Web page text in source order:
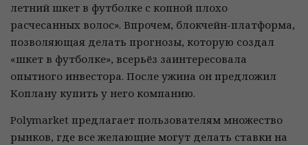
летний шкет в футболке с копной плохо
расчесанных волос». Впрочем, блокчейн-платформа,
позволяющая делать прогнозы, которую создал
«шкет в футболке», всерьёз заинтересовала
опытного инвестора. После ужина он предложил
Коплану купить у него компанию.
Polymarket предлагает пользователям множество
рынков, где все желающие могут делать ставки на